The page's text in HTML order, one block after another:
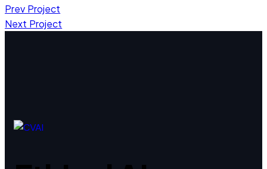
Prev Project
Next Project